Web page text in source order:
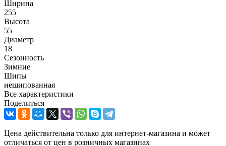
Ширина
255
Высота
55
Диаметр
18
Сезонность
Зимние
Шипы
нешипованная
Все характеристики
Поделиться
Цена действительна только для интернет-магазина и может
отличаться от цен в розничных магазинах